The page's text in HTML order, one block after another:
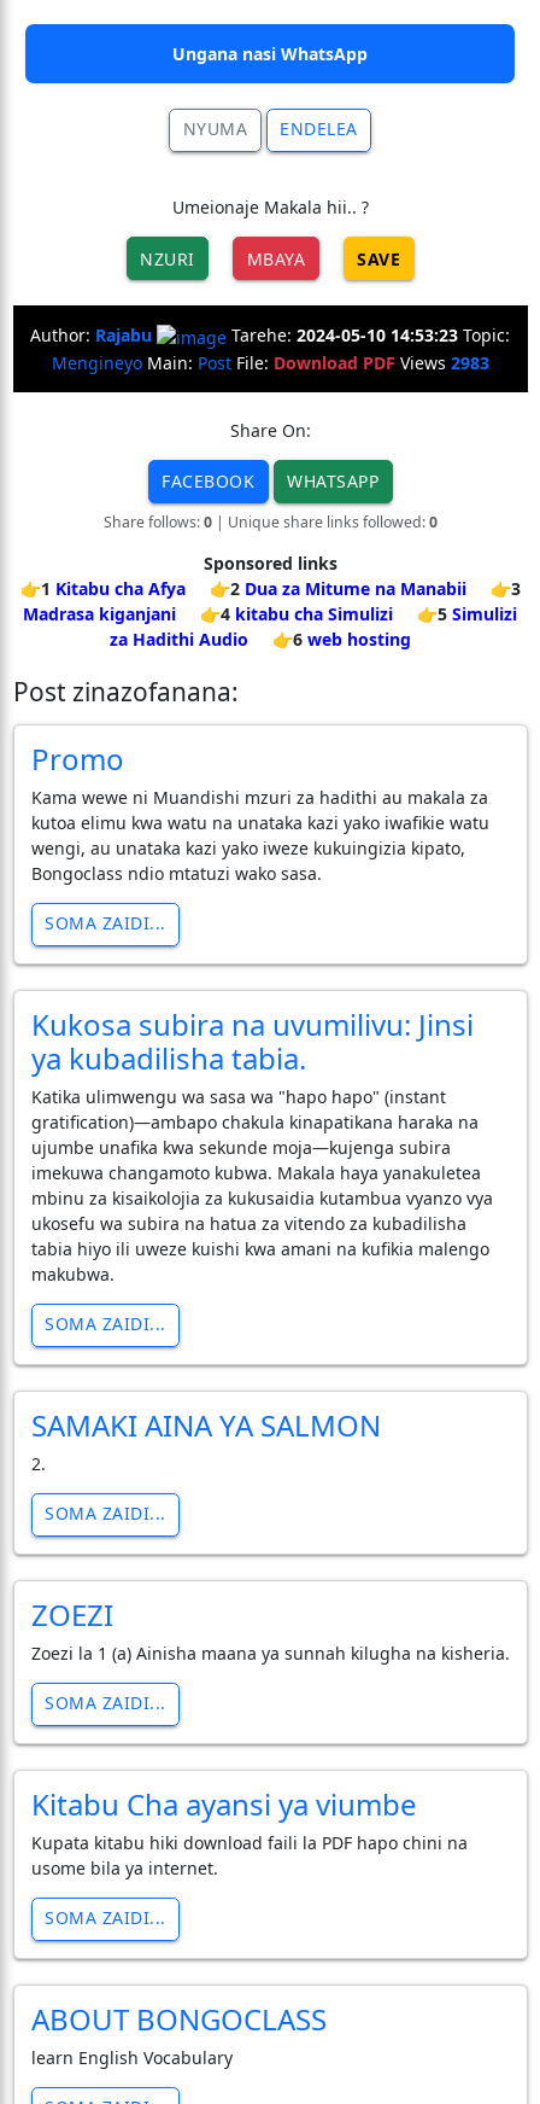
Ungana nasi WhatsApp
NYUMA ENDELEA
Umeionaje Makala hii.. ?
NZURI MBAYA SAVE
Author: Rajabu Tarehe: 2024-05-10 14:53:23 Topic:
MengineyoMain: PostFile: Download PDF Views 2983
Share On:
FACEBOOK WHATSAPP
Share follows:0| Unique share links followed:0
Sponsored links
👉1 Kitabu cha Afya 👉2 Dua za Mitume na Manabii
👉3
Madrasa kiganjani
👉4 kitabu cha Simulizi 👉5 Simulizi
za Hadithi Audio
👉6 web hosting
Post zinazofanana:
Promo
Kama wewe ni Muandishi mzuri za hadithi au makala za
kutoa elimu kwa watu na unataka kazi yako iwafikie watu
wengi, au unataka kazi yako iweze kukuingizia kipato,
Bongoclass ndio mtatuzi wako sasa.
SOMA ZAIDI...
Kukosa subira na uvumilivu: Jinsi
ya kubadilisha tabia.
Katika ulimwengu wa sasa wa "hapo hapo" (instant
gratification)—ambapo chakula kinapatikana haraka na
ujumbe unafika kwa sekunde moja—kujenga subira
imekuwa changamoto kubwa. Makala haya yanakuletea
mbinu za kisaikolojia za kukusaidia kutambua vyanzo vya
ukosefu wa subira na hatua za vitendo za kubadilisha
tabia hiyo ili uweze kuishi kwa amani na kufikia malengo
makubwa.
SOMA ZAIDI...
SAMAKI AINA YA SALMON
2.
SOMA ZAIDI...
ZOEZI
Zoezi la 1 (a) Ainisha maana ya sunnah kilugha na kisheria.
SOMA ZAIDI...
Kitabu Cha ayansi ya viumbe
Kupata kitabu hiki download faili la PDF hapo chini na
usome bila ya internet.
SOMA ZAIDI...
ABOUT BONGOCLASS
learn English Vocabulary